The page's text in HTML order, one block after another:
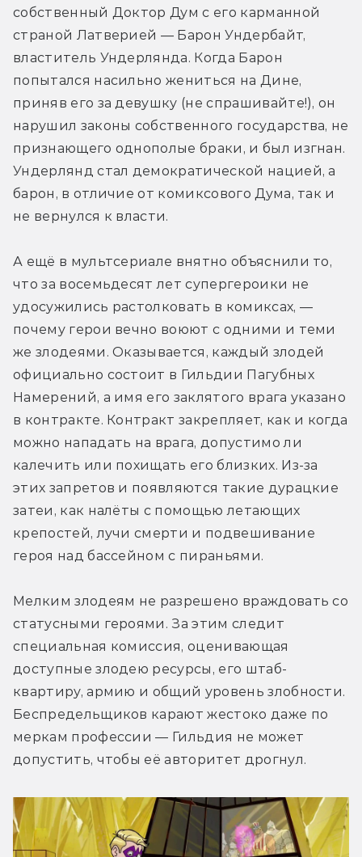
собственный Доктор Дум с его карманной
страной Латверией — Барон Ундербайт,
властитель Ундерлянда. Когда Барон
попытался насильно жениться на Дине,
приняв его за девушку (не спрашивайте!), он
нарушил законы собственного государства, не
признающего однополые браки, и был изгнан.
Ундерлянд стал демократической нацией, а
барон, в отличие от комиксового Дума, так и
не вернулся к власти.
А ещё в мультсериале внятно объяснили то,
что за восемьдесят лет супергероики не
удосужились растолковать в комиксах, —
почему герои вечно воюют с одними и теми
же злодеями. Оказывается, каждый злодей
официально состоит в Гильдии Пагубных
Намерений, а имя его заклятого врага указано
в контракте. Контракт закрепляет, как и когда
можно нападать на врага, допустимо ли
калечить или похищать его близких. Из-за
этих запретов и появляются такие дурацкие
затеи, как налёты с помощью летающих
крепостей, лучи смерти и подвешивание
героя над бассейном с пираньями.
Мелким злодеям не разрешено враждовать со
статусными героями. За этим следит
специальная комиссия, оценивающая
доступные злодею ресурсы, его штаб-
квартиру, армию и общий уровень злобности.
Беспредельщиков карают жестоко даже по
меркам профессии — Гильдия не может
допустить, чтобы её авторитет дрогнул.